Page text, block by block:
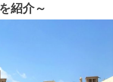
紹介～